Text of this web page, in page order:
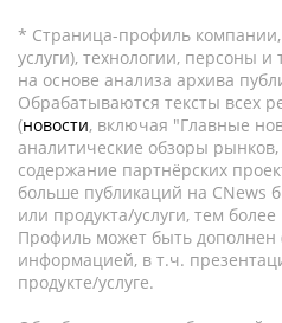
* Страница-профиль
услуги), технологии, персоны и
на основе анализа архива
Обрабатываются тексты всех
(новости, включая "Главные
аналитические обзоры
содержание партнёрских
больше публикаций на CNews
или продукта/услуги, тем
Профиль может быть дополнен
информацией, в т.ч.
продукте/услуге.